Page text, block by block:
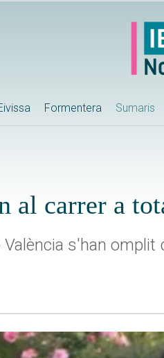
Formentera Sumaris
al carrer a
s'han